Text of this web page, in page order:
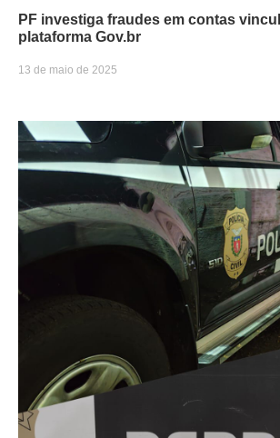
PF investiga fraudes em contas
plataforma Gov.br
13 de maio de 2025